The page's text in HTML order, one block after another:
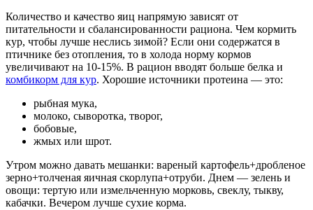
Количество и качество яиц напрямую зависят от
питательности и сбалансированности рациона. Чем кормить
кур, чтобы лучше неслись зимой? Если они содержатся в
птичнике без отопления, то в холода норму кормов
увеличивают на 10-15%. В рацион вводят больше белка и
комбикорм для кур. Хорошие источники протеина ― это:
рыбная мука,
молоко, сыворотка, творог,
бобовые,
жмых или шрот.
Утром можно давать мешанки: вареный картофель+дробленое
зерно+толченая яичная скорлупа+отруби. Днем ― зелень и
овощи: тертую или измельченную морковь, свеклу, тыкву,
кабачки. Вечером лучше сухие корма.